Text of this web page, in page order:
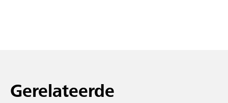
Gerelateerde